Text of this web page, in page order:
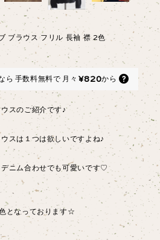
ブラウス フリル 長袖 襟 2色
ら 手数料無料で 月々 ¥820から
スのご紹介です♪
スは１つは欲しいですよね♪
ニム合わせでも可愛いです♡
となっております☆